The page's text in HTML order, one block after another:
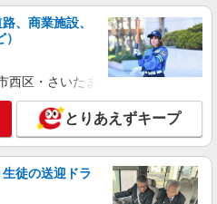
、商業施設、
西区・さいたま市岩槻区・久喜市・
とりあえずキープ
徒の送迎ドラ